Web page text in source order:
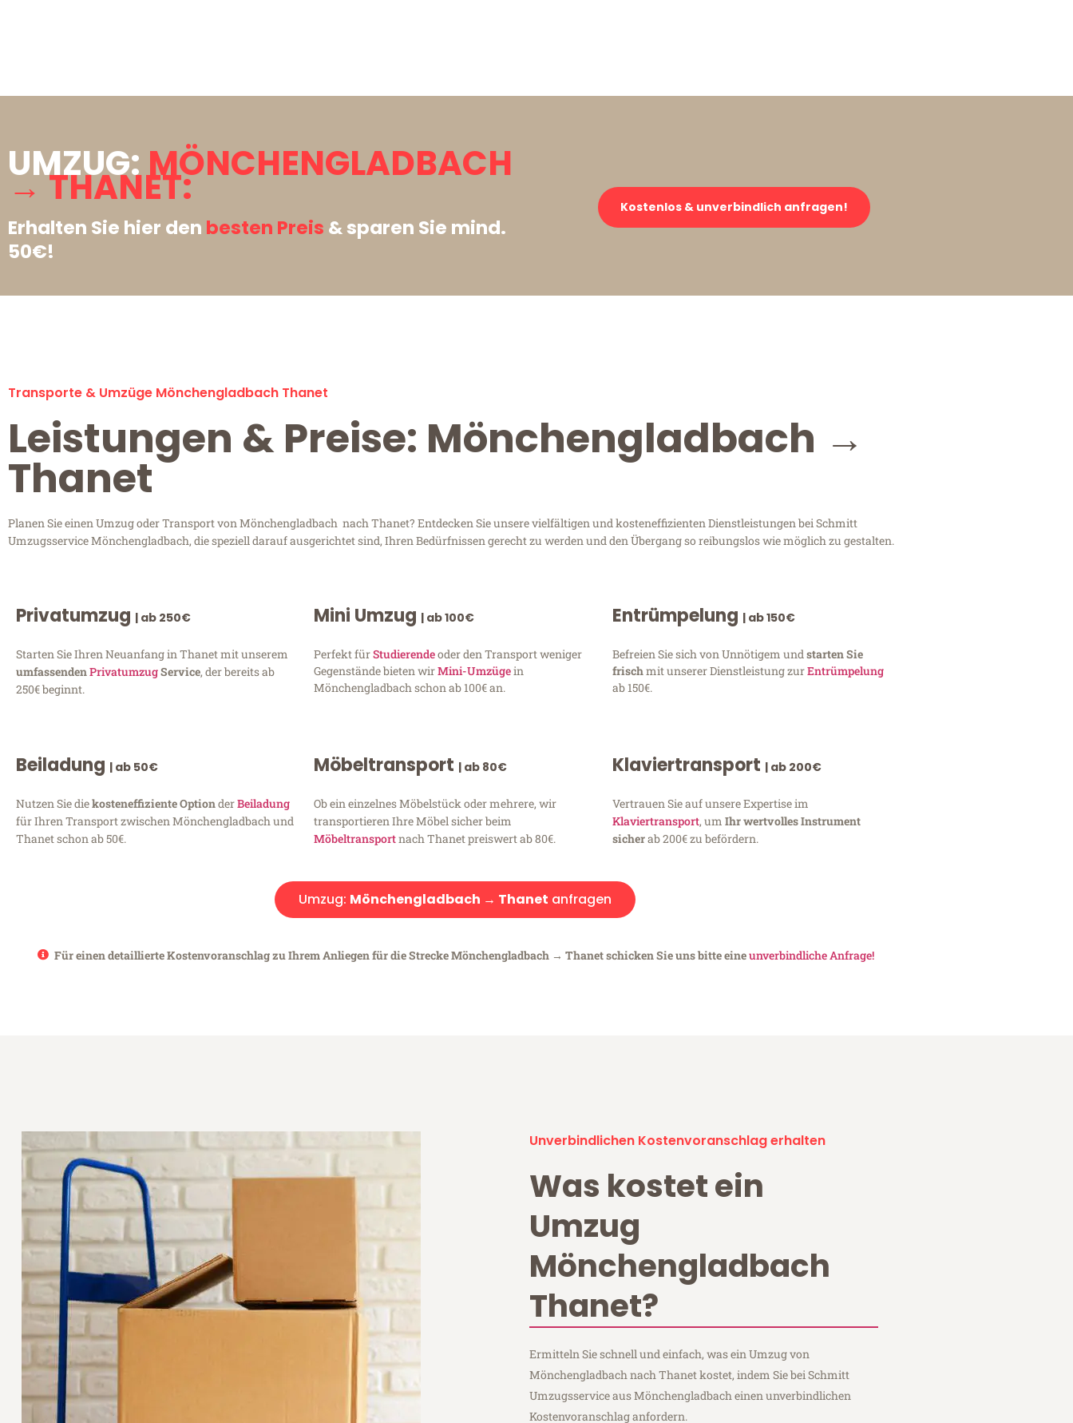
UMZUG:MÖNCHENGLADBACH
→ THANET:
Erhalten Sie hier den besten Preis & sparen Sie mind.
50€!
Kostenlos & unverbindlich anfragen!
Transporte & Umzüge Mönchengladbach Thanet
Leistungen & Preise: Mönchengladbach →
Thanet
Planen Sie einen Umzug oder Transport von Mönchengladbach nach Thanet? Entdecken Sie unsere vielfältigen und kosteneffizienten Dienstleistungen bei Schmitt
Umzugsservice Mönchengladbach, die speziell darauf ausgerichtet sind, Ihren Bedürfnissen gerecht zu werden und den Übergang so reibungslos wie möglich zu gestalten.
Privatumzug | ab 250€
Starten Sie Ihren Neuanfang in Thanet mit unserem
umfassendenPrivatumzugService, der bereits ab
250€ beginnt.
Mini Umzug | ab 100€
Perfekt fürStudierendeoder den Transport weniger
Gegenstände bieten wirMini-Umzügein
Mönchengladbach schon ab 100€ an.
Entrümpelung | ab 150€
Befreien Sie sich von Unnötigem und starten Sie
frischmit unserer Dienstleistung zurEntrümpelung
ab 150€.
Beiladung | ab 50€
Nutzen Sie diekosteneffiziente OptionderBeiladung
für Ihren Transport zwischen Mönchengladbach und
Thanet schon ab 50€.
Möbeltransport | ab 80€
Ob ein einzelnes Möbelstück oder mehrere, wir
transportieren Ihre Möbel sicher beim
Möbeltransportnach Thanet preiswert ab 80€.
Klaviertransport | ab 200€
Vertrauen Sie auf unsere Expertise im
Klaviertransport, um Ihr wertvolles Instrument
sicherab 200€ zu befördern.
Umzug: Mönchengladbach → Thanet anfragen
Für einen detaillierte Kostenvoranschlag zu Ihrem Anliegen für die Strecke Mönchengladbach → Thanet schicken Sie uns bitte eineunverbindliche Anfrage!
Unverbindlichen Kostenvoranschlag erhalten
Was kostet ein
Umzug
Mönchengladbach
Thanet?
Ermitteln Sie schnell und einfach, was ein Umzug von
Mönchengladbach nach Thanet kostet, indem Sie bei Schmitt
Umzugsservice aus Mönchengladbach einen unverbindlichen
Kostenvoranschlag anfordern.